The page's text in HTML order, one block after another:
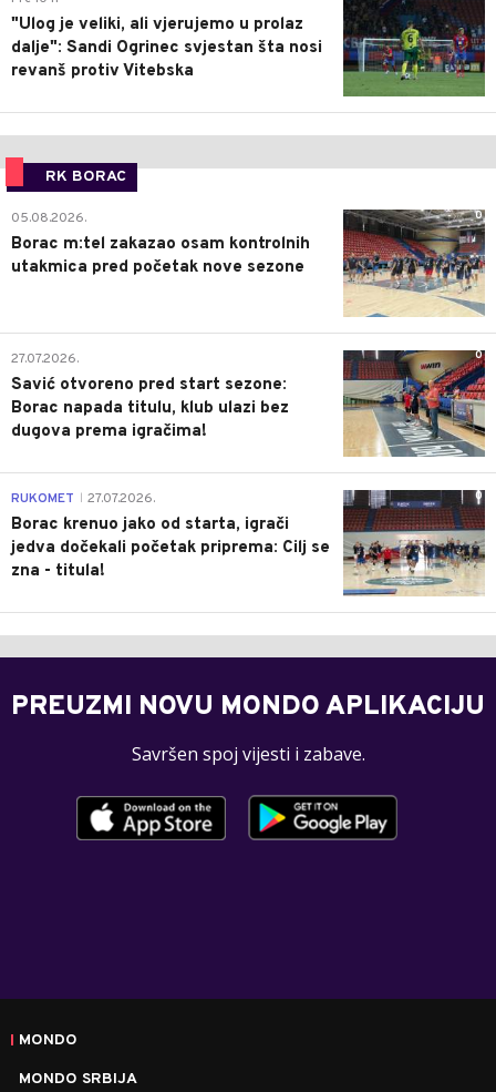
"Ulog je veliki, ali vjerujemo u prolaz
dalje": Sandi Ogrinec svjestan šta nosi
revanš protiv Vitebska
RK BORAC
0
05.08.2026.
Borac m:tel zakazao osam kontrolnih
utakmica pred početak nove sezone
0
27.07.2026.
Savić otvoreno pred start sezone:
Borac napada titulu, klub ulazi bez
dugova prema igračima!
0
RUKOMET 27.07.2026.
Borac krenuo jako od starta, igrači
jedva dočekali početak priprema: Cilj se
zna - titula!
PREUZMI NOVU MONDO APLIKACIJU
Savršen spoj vijesti i zabave.
MONDO
MONDO SRBIJA